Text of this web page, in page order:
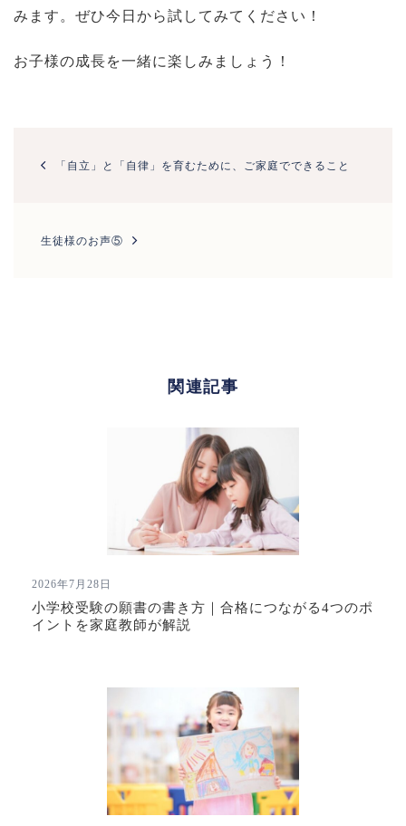
みます。ぜひ今日から試してみてください！
お子様の成長を一緒に楽しみましょう！
「自立」と「自律」を育むために、ご家庭でできること
生徒様のお声⑤
関連記事
2026年7月28日
小学校受験の願書の書き方｜合格につながる4つのポ
イントを家庭教師が解説